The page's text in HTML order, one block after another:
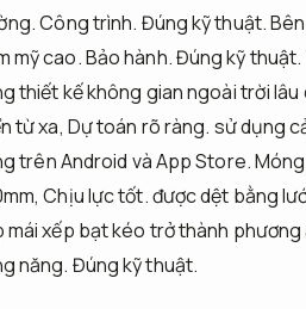
Công trình. Đúng kỹ thuật.
mỹ cao.Bảo hành.Đúng kỹ thuật.
thiết kế không gian ngoài trời lâu
từ xa, Dự toán rõ ràng. sử dụng
trên Android và App Store.
Chịu lực tốt.được dệt bằng
mái xếp bạt kéo trở thành
năng. Đúng kỹ thuật.